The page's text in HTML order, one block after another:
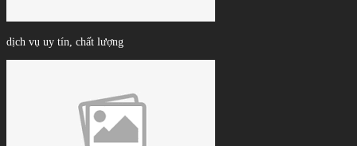
dịch vụ uy tín, chất lượng